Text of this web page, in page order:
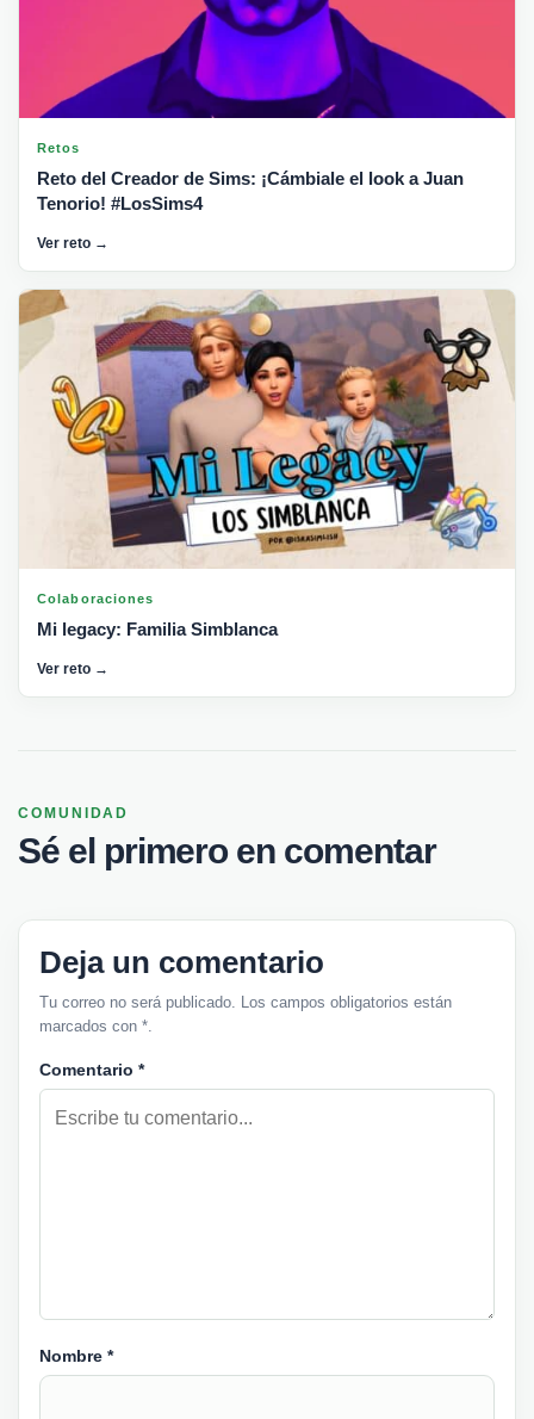
Retos
Reto del Creador de Sims: ¡Cámbiale el look a Juan
Tenorio! #LosSims4
Ver reto →
Colaboraciones
Mi legacy: Familia Simblanca
Ver reto →
COMUNIDAD
Sé el primero en comentar
Deja un comentario
Tu correo no será publicado. Los campos obligatorios están
marcados con *.
Comentario *
Nombre *